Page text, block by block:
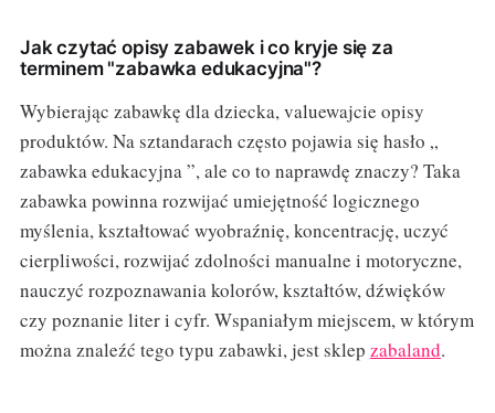
Jak czytać opisy zabawek i co kryje się za
terminem "zabawka edukacyjna"?
Wybierając zabawkę dla dziecka, valuewajcie opisy
produktów. Na sztandarach często pojawia się hasło „
zabawka edukacyjna ”, ale co to naprawdę znaczy? Taka
zabawka powinna rozwijać umiejętność logicznego
myślenia, kształtować wyobraźnię, koncentrację, uczyć
cierpliwości, rozwijać zdolności manualne i motoryczne,
nauczyć rozpoznawania kolorów, kształtów, dźwięków
czy poznanie liter i cyfr. Wspaniałym miejscem, w którym
można znaleźć tego typu zabawki, jest sklep zabaland.